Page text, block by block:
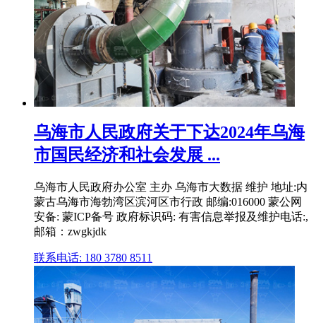
乌海市人民政府关于下达2024年乌海
市国民经济和社会发展 ...
乌海市人民政府办公室 主办 乌海市大数据 维护 地址:内
蒙古乌海市海勃湾区滨河区市行政 邮编:016000 蒙公网
安备: 蒙ICP备号 政府标识码: 有害信息举报及维护电话:,
邮箱：zwgkjdk
联系电话: 180 3780 8511